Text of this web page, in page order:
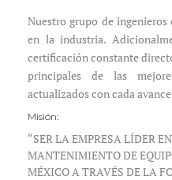
Nuestro grupo de
en la industria.
certificación constante
principales de las
actualizados con cada
Misión:
“SER LA EMPRESA LÍDER
MANTENIMIENTO DE
MÉXICO A TRAVÉS DE LA